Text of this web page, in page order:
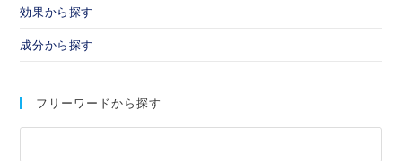
効果から探す
成分から探す
フリーワードから探す